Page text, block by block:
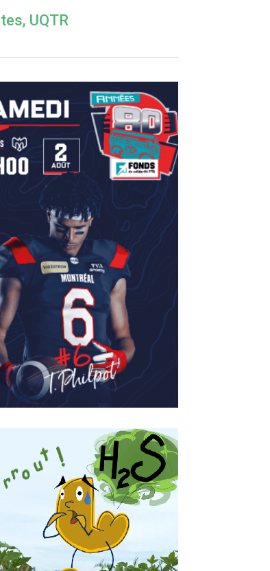
, UQTR